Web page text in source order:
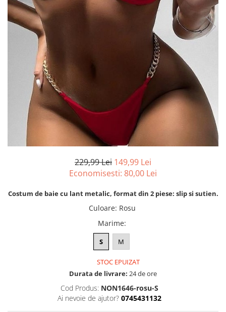
229,99 Lei 149,99 Lei
Economisesti: 80,00 Lei
Costum de baie cu lant metalic, format din 2 piese: slip si sutien.
Culoare: Rosu
Marime:
S M
STOC EPUIZAT
Durata de livrare: 24 de ore
Cod Produs: NON1646-rosu-S
Ai nevoie de ajutor? 0745431132